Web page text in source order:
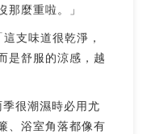
那麼重啦。」
這支味道很乾淨，
是舒服的涼感，越
季很潮濕時必用尤
、浴室角落都像有